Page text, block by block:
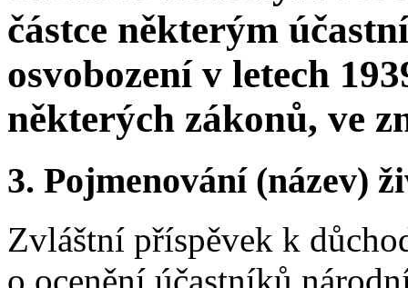
částce některým
osvobození v letech
některých zákonů, ve
3. Pojmenování (název)
Zvláštní příspěvek k